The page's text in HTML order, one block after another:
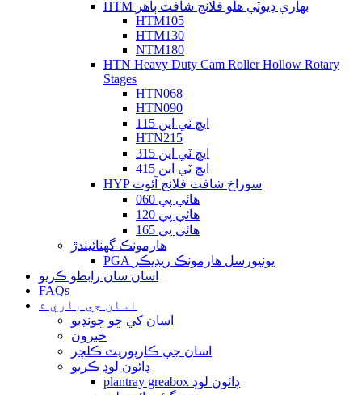
HTM بھاري ڊيوٽي ھلو فلانج شافٽ ٻاھر
HTM105
HTM130
NTM180
HTN Heavy Duty Cam Roller Hollow Rotary
Stages
HTN068
HTN090
ايڇ ٽي اين 115
HTN215
ايڇ ٽي اين 315
ايڇ ٽي اين 415
HYP سوراخ شافٽ فلانج آئوٽ
هائي پي 060
هائي پي 120
هائي پي 165
هارمونڪ گھٽائيندڙ
PGA يونيورسل هارمونڪ ريڊيڪر
اسان سان رابطو ڪريو
FAQs
اسان جي باري ۾
اسان کي ڇو چونڊيو
خبرون
اسان جي ڪارپوريٽ ڪلچر
ڊائون لوڊ ڪريو
plantray greabox ڊائون لوڊ